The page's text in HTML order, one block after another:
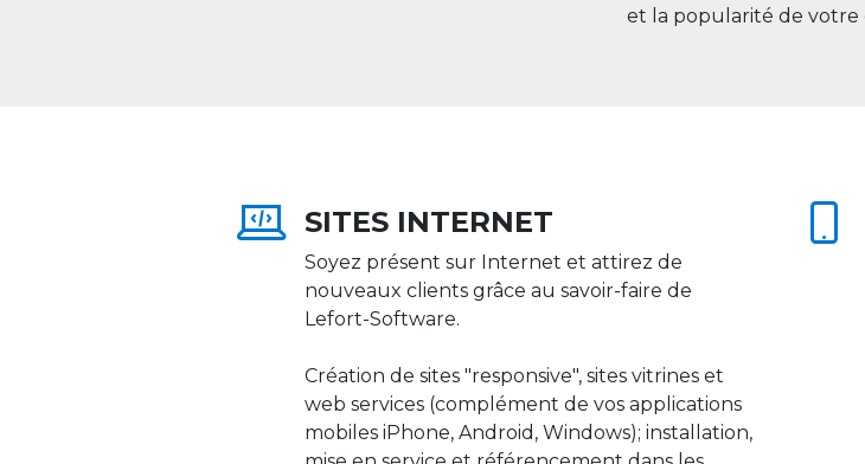
et la popularité de votre
SITES INTERNET
Soyez présent sur Internet et attirez de
nouveaux clients grâce au savoir-faire de
Lefort-Software.
Création de sites "responsive", sites vitrines et
web services (complément de vos applications
mobiles iPhone, Android, Windows); installation,